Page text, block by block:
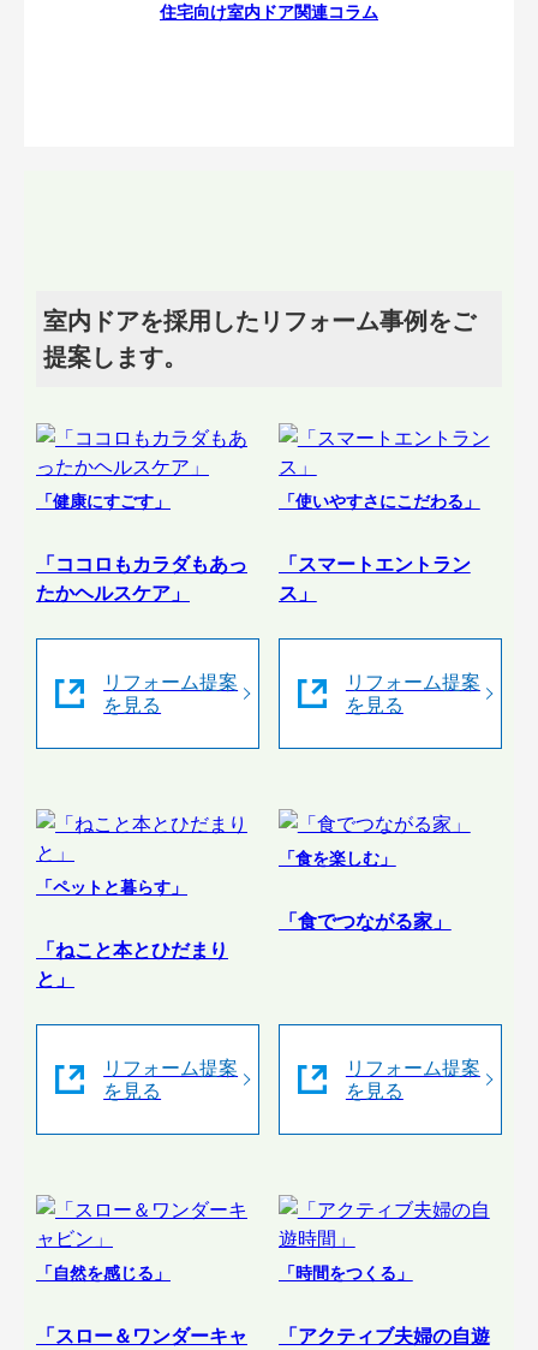
住宅向け室内ドア関連コラム
室内ドアを採用したリフォーム事例をご
提案します。
「健康にすごす」
「ココロもカラダもあっ
たかヘルスケア」
リフォーム提案
を見る
「使いやすさにこだわる」
「スマートエントラン
ス」
リフォーム提案
を見る
「ペットと暮らす」
「ねこと本とひだまり
と」
リフォーム提案
を見る
「食を楽しむ」
「食でつながる家」
リフォーム提案
を見る
「自然を感じる」
「スロー＆ワンダーキャ
「時間をつくる」
「アクティブ夫婦の自遊